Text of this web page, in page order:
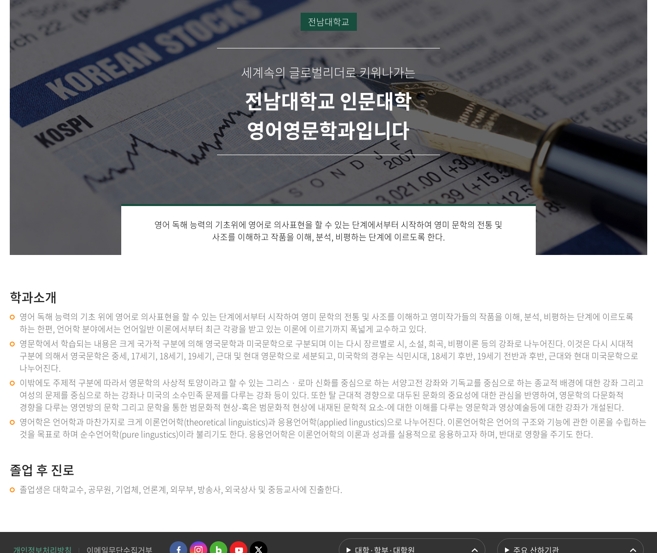
전남대학교
세계속의 글로벌리더로 키워나가는
전남대학교 인문대학
영어영문학과입니다
영어 독해 능력의 기초위에 영어로 의사표현을 할 수 있는 단계에서부터 시작하여 영미 문학의 전통 및
사조를 이해하고 작품을 이해, 분석, 비평하는 단계에 이르도록 한다.
학과소개
영어 독해 능력의 기초 위에 영어로 의사표현을 할 수 있는 단계에서부터 시작하여 영미 문학의 전통 및 사조를 이해하고 영미작가들의 작품을 이해, 분석, 비평하는 단계에 이르도록
하는 한편, 언어학 분야에서는 언어일반 이론에서부터 최근 각광을 받고 있는 이론에 이르기까지 폭넓게 교수하고 있다.
영문학에서 학습되는 내용은 크게 국가적 구분에 의해 영국문학과 미국문학으로 구분되며 이는 다시 장르별로 시, 소설, 희곡, 비평이론 등의 강좌로 나누어진다. 이것은 다시 시대적
구분에 의해서 영국문학은 중세, 17세기, 18세기, 19세기, 근대 및 현대 영문학으로 세분되고, 미국학의 경우는 식민시대, 18세기 후반, 19세기 전반과 후반, 근대와 현대 미국문학으로
나누어진다.
이밖에도 주제적 구분에 따라서 영문학의 사상적 토양이라고 할 수 있는 그리스 · 로마 신화를 중심으로 하는 서양고전 강좌와 기독교를 중심으로 하는 종교적 배경에 대한 강좌 그리고
여성의 문제를 중심으로 하는 강좌나 미국의 소수민족 문제를 다루는 강좌 등이 있다. 또한 탈 근대적 경향으로 대두된 문화의 중요성에 대한 관심을 반영하여, 영문학의 다문화적
경향을 다루는 영연방의 문학 그리고 문학을 통한 범문화적 현상-혹은 범문화적 현상에 내재된 문학적 요소-에 대한 이해를 다루는 영문학과 영상예술등에 대한 강좌가 개설된다.
영어학은 언어학과 마찬가지로 크게 이론언어학(theoretical linguistics)과 응용언어학(applied lingustics)으로 나누어진다. 이론언어학은 언어의 구조와 기능에 관한 이론을 수립하는
것을 목표로 하며 순수언어학(pure lingustics)이라 불리기도 한다. 응용언어학은 이론언어학의 이론과 성과를 실용적으로 응용하고자 하며, 반대로 영향을 주기도 한다.
졸업 후 진로
졸업생은 대학교수, 공무원, 기업체, 언론계, 외무부, 방송사, 외국상사 및 중등교사에 진출한다.
개인정보처리방침 이메일무단수집거부 대학·학부·대학원 주요 산하기관